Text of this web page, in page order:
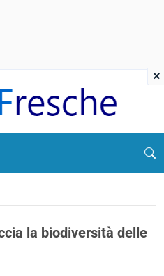
la biodiversità delle
×